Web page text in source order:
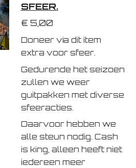
SFEER.
€ 5,00
Doneer via dit item
extra voor sfeer.
Gedurende het seizoen
zullen we weer
guitpakken met diverse
sfeeracties.
Daarvoor hebben we
alle steun nodig. Cash
is king, alleen heeft niet
iedereen meer